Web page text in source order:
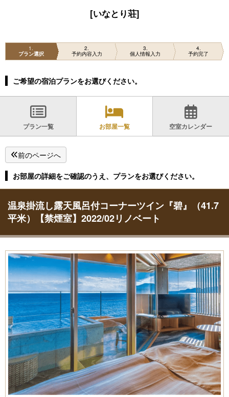
[いなとり荘]
1
プラン選択
2
予約内容入力
3
個人情報入力
4
予約完了
ご希望の宿泊プランをお選びください。
プラン一覧 お部屋一覧 空室カレンダー
前のページへ
お部屋の詳細をご確認のうえ、プランをお選びください。
温泉掛流し露天風呂付コーナーツイン『碧』（41.7
平米）【禁煙室】2022/02リノベート